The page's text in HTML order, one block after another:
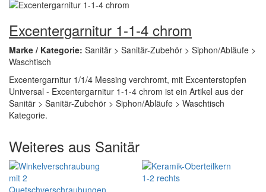
Excentergarnitur 1-1-4 chrom
Marke / Kategorie: Sanitär > Sanitär-Zubehör > Siphon/Abläufe >
Waschtisch
Excentergarnitur 1/1/4 Messing verchromt, mit Excenterstopfen
Universal - Excentergarnitur 1-1-4 chrom ist ein Artikel aus der
Sanitär > Sanitär-Zubehör > Siphon/Abläufe > Waschtisch
Kategorie.
Weiteres aus Sanitär